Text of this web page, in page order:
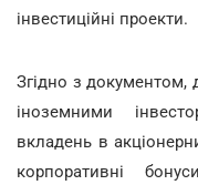
інвестиційні проекти.
Згідно з документом,
іноземними
вкладень в
корпоративні